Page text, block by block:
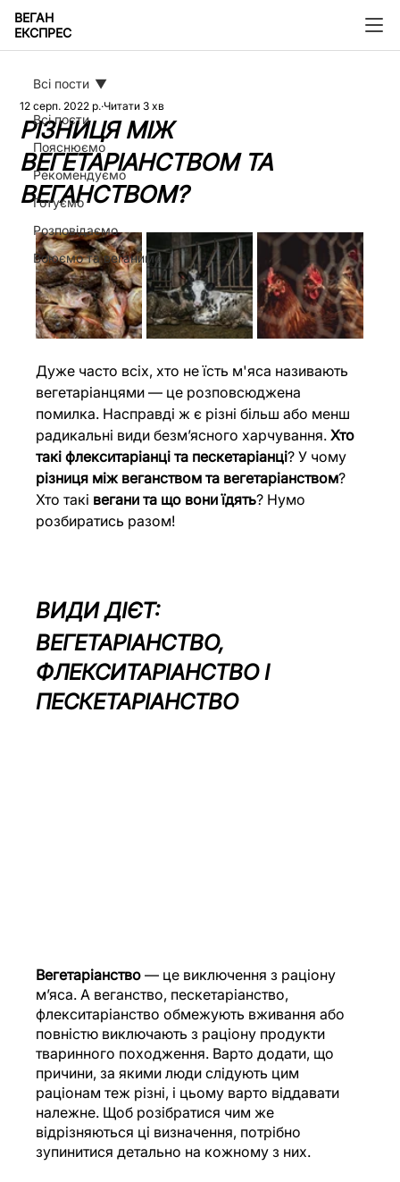
ВЕГАН
ЕКСПРЕС
Всі пости
Пояснюємо
Рекомендуємо
Готуємо
Розповідаємо
Воюємо та веганимо
Всі пости
РІЗНИЦЯ МІЖ
ВЕГЕТАРІАНСТВОМ ТА
ВЕГАНСТВОМ?
12 серп. 2022 р. Читати 3 хв
Дуже часто всіх, хто не їсть м'яса називають
вегетаріанцями — це розповсюджена
помилка. Насправді ж є різні більш або менш
радикальні види безм’ясного харчування. Хто
такі флекситаріанці та пескетаріанці? У чому
різниця між веганством та вегетаріанством?
Хто такі вегани та що вони їдять? Нумо
розбиратись разом!
ВИДИ ДІЄТ:
ВЕГЕТАРІАНСТВО,
ФЛЕКСИТАРІАНСТВО І
ПЕСКЕТАРІАНСТВО
Вегетаріанство — це виключення з раціону
м’яса. А веганство, пескетаріанство,
флекситаріанство обмежують вживання або
повністю виключають з раціону продукти
тваринного походження. Варто додати, що
причини, за якими люди слідують цим
раціонам теж різні, і цьому варто віддавати
належне. Щоб розібратися чим же
відрізняються ці визначення, потрібно
зупинитися детально на кожному з них.